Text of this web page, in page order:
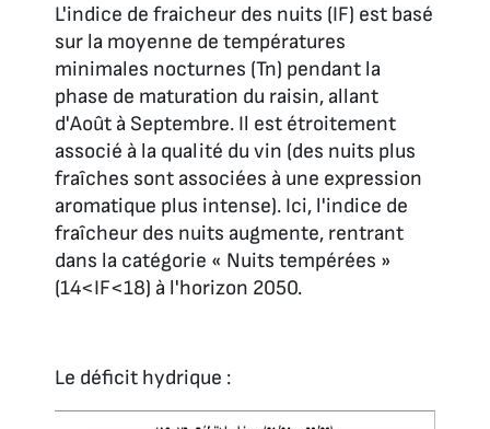
L'indice de fraicheur des nuits (IF) est basé
sur la moyenne de températures
minimales nocturnes (Tn) pendant la
phase de maturation du raisin, allant
d'Août à Septembre. Il est étroitement
associé à la qualité du vin (des nuits plus
fraîches sont associées à une expression
aromatique plus intense). Ici, l'indice de
fraîcheur des nuits augmente, rentrant
dans la catégorie « Nuits tempérées »
(14<IF<18) à l'horizon 2050.
Le déficit hydrique :